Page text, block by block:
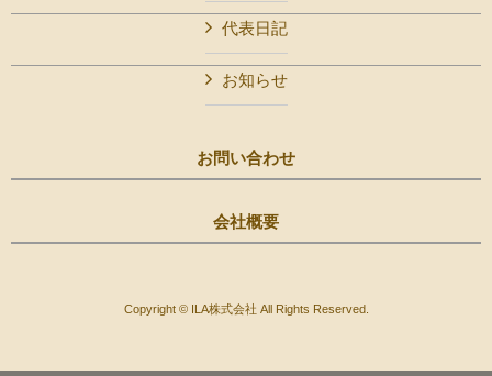
代表日記
お知らせ
お問い合わせ
会社概要
Copyright © ILA株式会社 All Rights Reserved.